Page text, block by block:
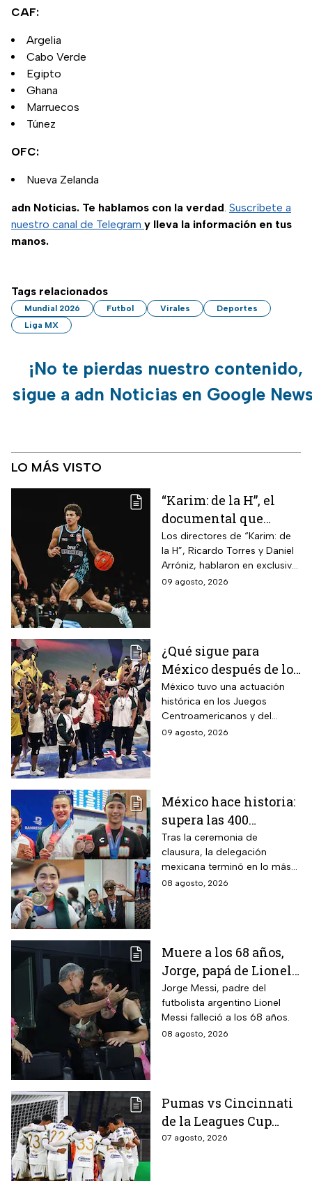
CAF:
Argelia
Cabo Verde
Egipto
Ghana
Marruecos
Túnez
OFC:
Nueva Zelanda
adn Noticias. Te hablamos con la verdad. Suscríbete a
nuestro canal de Telegram y lleva la información en tus
manos.
Tags relacionados
Mundial 2026 Futbol Virales
Deportes
Liga MX
¡No te pierdas nuestro contenido,
sigue a adn Noticias en Google
LO MÁS VISTO
“Karim: de la H”, el
documental que
cuenta el camino del
joven de Hermosillo
que llegó a la NBA
Los directores de “Karim: de
la H”, Ricardo Torres y Daniel
Arróniz, hablaron en exclusiva
con adn Noticias sobre cómo
09 agosto, 2026
¿Qué sigue para
México después de los
Juegos
Centroamericanos
2026?
México tuvo una actuación
histórica en los Juegos
Centroamericanos y del
Caribe 2026 y dejó atrás su
09 agosto, 2026
México hace historia:
supera las 400
medallas en los
Juegos
Centroamericanos
2026 e impone récords
Tras la ceremonia de
clausura, la delegación
mexicana terminó en lo más
alto del medallero
08 agosto, 2026
Muere a los 68 años,
Jorge, papá de Lionel
Messi
Jorge Messi, padre del
futbolista argentino Lionel
Messi falleció a los 68 años.
08 agosto, 2026
Pumas vs Cincinnati
de la Leagues Cup
2026 es pospuesto
07 agosto, 2026